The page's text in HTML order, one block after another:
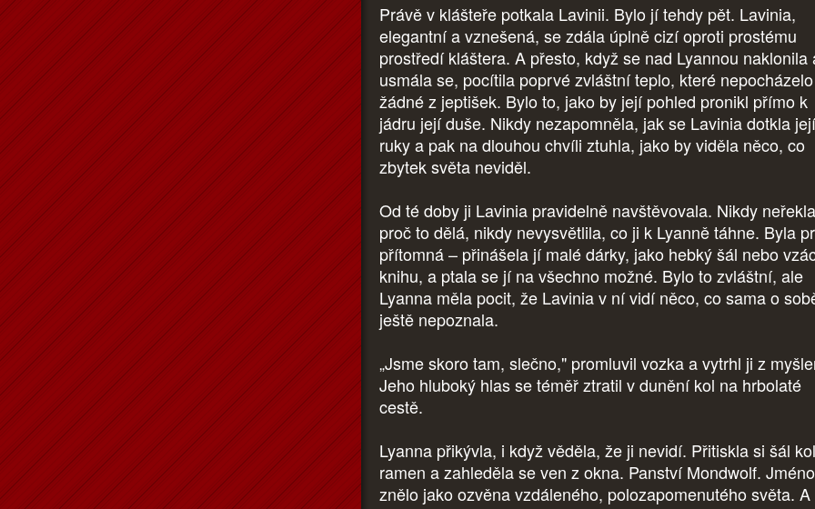
Právě v klášteře potkala Lavinii. Bylo jí tehdy pět. Lavinia,
elegantní a vznešená, se zdála úplně cizí oproti prostému
prostředí kláštera. A přesto, když se nad Lyannou naklonila
usmála se, pocítila poprvé zvláštní teplo, které
žádné z jeptišek. Bylo to, jako by její pohled pronikl přímo k
jádru její duše. Nikdy nezapomněla, jak se Lavinia dotkla její
ruky a pak na dlouhou chvíli ztuhla, jako by viděla něco, co
zbytek světa neviděl.
Od té doby ji Lavinia pravidelně navštěvovala. Nikdy
proč to dělá, nikdy nevysvětlila, co ji k Lyanně táhne. Byla
přítomná – přinášela jí malé dárky, jako hebký šál nebo
knihu, a ptala se jí na všechno možné. Bylo to zvláštní, ale
Lyanna měla pocit, že Lavinia v ní vidí něco, co sama o
ještě nepoznala.
„Jsme skoro tam, slečno," promluvil vozka a vytrhl ji z
Jeho hluboký hlas se téměř ztratil v dunění kol na hrbolaté
cestě.
Lyanna přikývla, i když věděla, že ji nevidí. Přitiskla si šál
ramen a zahleděla se ven z okna. Panství Mondwolf. Jméno
znělo jako ozvěna vzdáleného, polozapomenutého světa. A